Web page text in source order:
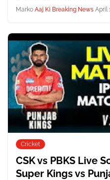
Marko Aaj Ki Breaking News April
Cricket
CSK vs PBKS Live
Super Kings vs